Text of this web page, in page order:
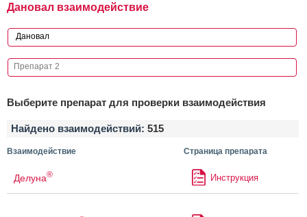
Дановал взаимодействие
Выберите препарат для проверки взаимодействия
Найдено взаимодействий: 515
Взаимодействие Страница препарата
Делуна® Инструкция